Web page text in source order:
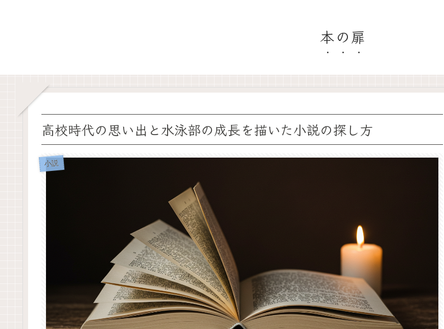
本の扉
高校時代の思い出と水泳部の成長を描いた小説の探し方
小説